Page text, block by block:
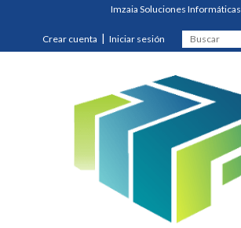
Imzaia Soluciones Informáticas
Crear cuenta | Iniciar sesión